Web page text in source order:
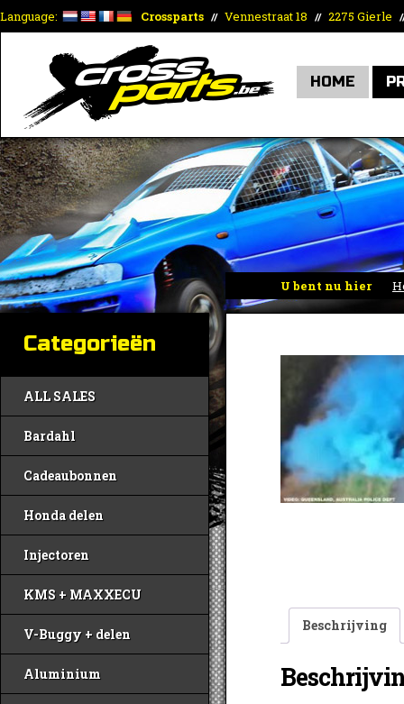
Language: Crossparts // Vennestraat 18 // 2275 Gierle
HOME
U bent nu hier
Categorieën
ALL SALES
Bardahl
Cadeaubonnen
Honda delen
Injectoren
KMS + MAXXECU
V-Buggy + delen
Aluminium
Beschrijving